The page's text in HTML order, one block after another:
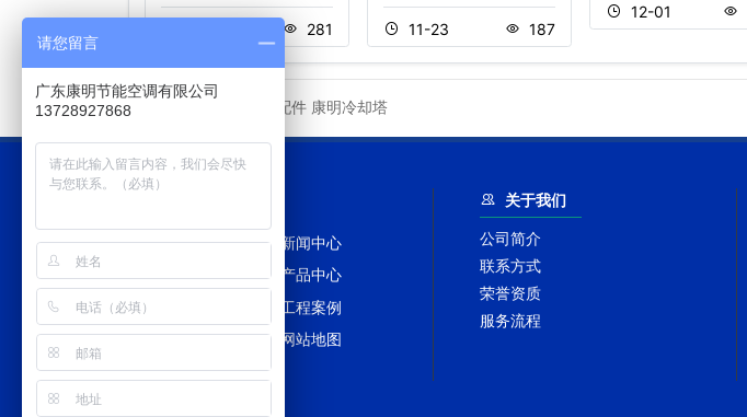
281 11-23 187
12-01
冷却塔配件 康明冷却塔
网站首页
新闻中心
冷却塔百科
产品中心
冷却塔配件
工程案例
冷却塔维修
网站地图
关于我们
公司简介
联系方式
荣誉资质
服务流程
请您留言
广东康明节能空调有限公司
13728927868